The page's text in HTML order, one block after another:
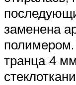
заменена
транца 4